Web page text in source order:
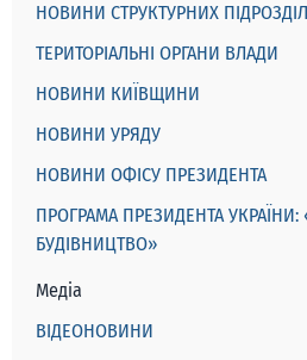
НОВИНИ СТРУКТУРНИХ
ТЕРИТОРІАЛЬНІ ОРГАНИ ВЛАДИ
НОВИНИ КИЇВЩИНИ
НОВИНИ УРЯДУ
НОВИНИ ОФІСУ ПРЕЗИДЕНТА
ПРОГРАМА ПРЕЗИДЕНТА УКРАЇНИ:
БУДІВНИЦТВО»
Медіа
ВІДЕОНОВИНИ